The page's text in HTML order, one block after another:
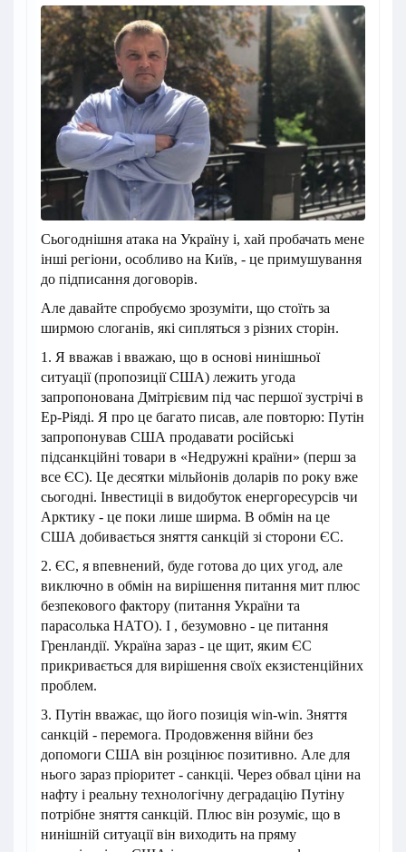
Сьогоднішня атака на Україну і, хай пробачать мене
інші регіони, особливо на Київ, - це примушування
до підписання договорів.
Але давайте спробуємо зрозуміти, що стоїть за
ширмою слоганів, які сипляться з різних сторін.
1. Я вважав і вважаю, що в основі нинішньої
ситуації (пропозиції США) лежить угода
запропонована Дмітрієвим під час першої зустрічі в
Ер-Ріяді. Я про це багато писав, але повторю: Путін
запропонував США продавати російські
підсанкційні товари в «Недружні країни» (перш за
все ЄС). Це десятки мільйонів доларів по року вже
сьогодні. Інвестиціі в видобуток енергоресурсів чи
Арктику - це поки лише ширма. В обмін на це
США добивається зняття санкцій зі сторони ЄС.
2. ЄС, я впевнений, буде готова до цих угод, але
виключно в обмін на вирішення питання мит плюс
безпекового фактору (питання України та
парасолька НАТО). І , безумовно - це питання
Гренландії. Україна зараз - це щит, яким ЄС
прикривається для вирішення своїх екзистенційних
проблем.
3. Путін вважає, що його позиція win-win. Зняття
санкцій - перемога. Продовження війни без
допомоги США він розцінює позитивно. Але для
нього зараз пріоритет - санкціі. Через обвал ціни на
нафту і реальну технологічну деградацію Путіну
потрібне зняття санкцій. Плюс він розуміє, що в
нинішній ситуації він виходить на пряму